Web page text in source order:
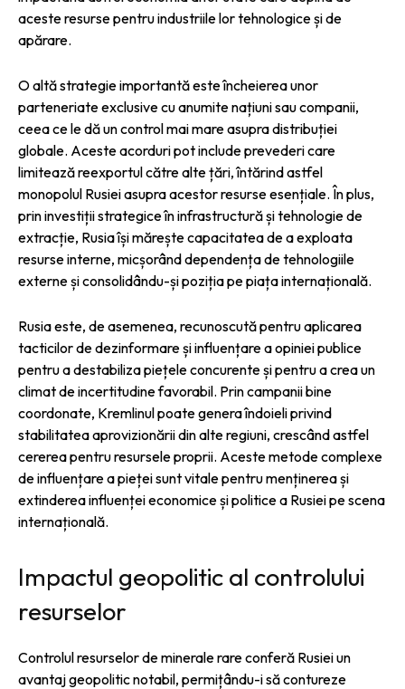
aceste resurse pentru industriile lor tehnologice și de
apărare.
O altă strategie importantă este încheierea unor
parteneriate exclusive cu anumite națiuni sau companii,
ceea ce le dă un control mai mare asupra distribuției
globale. Aceste acorduri pot include prevederi care
limitează reexportul către alte țări, întărind astfel
monopolul Rusiei asupra acestor resurse esențiale. În plus,
prin investiții strategice în infrastructură și tehnologie de
extracție, Rusia își mărește capacitatea de a exploata
resurse interne, micșorând dependența de tehnologiile
externe și consolidându-și poziția pe piața internațională.
Rusia este, de asemenea, recunoscută pentru aplicarea
tacticilor de dezinformare și influențare a opiniei publice
pentru a destabiliza piețele concurente și pentru a crea un
climat de incertitudine favorabil. Prin campanii bine
coordonate, Kremlinul poate genera îndoieli privind
stabilitatea aprovizionării din alte regiuni, crescând astfel
cererea pentru resursele proprii. Aceste metode complexe
de influențare a pieței sunt vitale pentru menținerea și
extinderea influenței economice și politice a Rusiei pe scena
internațională.
Impactul geopolitic al controlului
resurselor
Controlul resurselor de minerale rare conferă Rusiei un
avantaj geopolitic notabil, permițându-i să contureze